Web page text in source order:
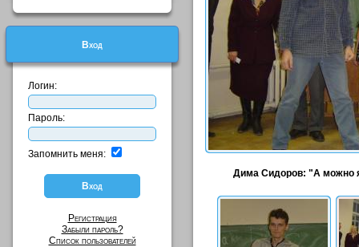
Вход
Логин:
Пароль:
Запомнить меня:
Регистрация
Забыли пароль?
Список пользователей
Дима Сидоров: "А можно